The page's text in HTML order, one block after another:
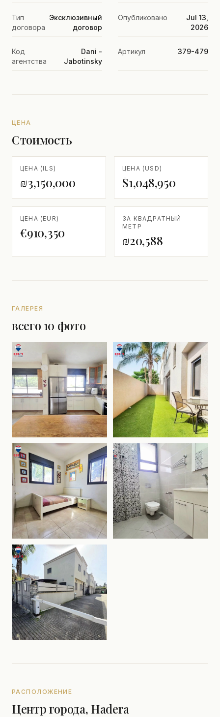
Тип
договора
Эксклюзивный
договор
Опубликовано
Jul 13,
2026
Код
агентства
Dani -
Jabotinsky
Артикул 379-479
ЦЕНА
Стоимость
ЦЕНА (ILS)
₪3,150,000
ЦЕНА (USD)
$1,048,950
ЦЕНА (EUR)
€910,350
ЗА КВАДРАТНЫЙ
МЕТР
₪20,588
ГАЛЕРЕЯ
всего 10 фото
РАСПОЛОЖЕНИЕ
Центр города, Hadera